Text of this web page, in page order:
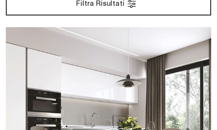
Filtra Risultati